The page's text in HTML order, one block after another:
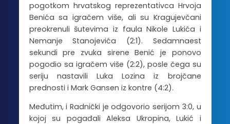
pogotkom hrvatskog reprezentativca Hrvoja
Benića sa igračem više, ali su Kragujevčani
preokrenuli šutevima iz faula Nikole Lukića i
Nemanje Stanojevića (2:1). Sedamnaest
sekundi pre zvuka sirene Benić je ponovo
pogodio sa igračem više (2:2), posle čega su
seriju nastavili Luka Lozina iz brojčane
prednosti i Mark Gansen iz kontre (4:2).
Međutim, i Radnički je odgovorio serijom 3:0, u
kojoj su pogađali Aleksa Ukropina, Lukić i